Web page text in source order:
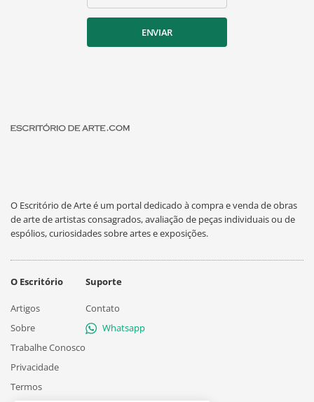
ENVIAR
O Escritório de Arte é um portal dedicado à compra e venda de obras
de arte de artistas consagrados, avaliação de peças individuais ou de
espólios, curiosidades sobre artes e exposições.
O Escritório
Artigos
Sobre
Trabalhe Conosco
Privacidade
Termos
Suporte
Contato
Whatsapp